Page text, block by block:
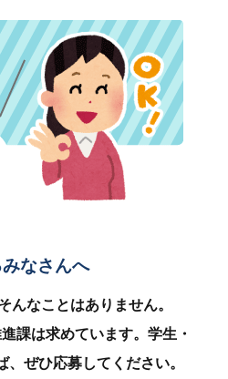
なさんへ
なことはありません。
課は求めています。学生・
ぜひ応募してください。